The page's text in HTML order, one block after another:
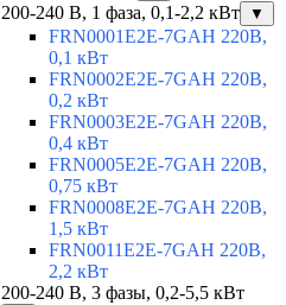
200-240 В, 1 фаза, 0,1-2,2 кВт ▼
FRN0001E2E-7GAH 220В,
0,1 кВт
FRN0002E2E-7GAH 220В,
0,2 кВт
FRN0003E2E-7GAH 220В,
0,4 кВт
FRN0005E2E-7GAH 220В,
0,75 кВт
FRN0008E2E-7GAH 220В,
1,5 кВт
FRN0011E2E-7GAH 220В,
2,2 кВт
200-240 В, 3 фазы, 0,2-5,5 кВт